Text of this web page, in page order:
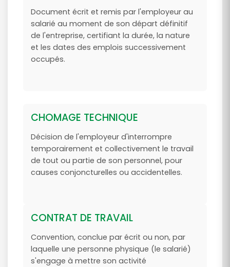
Document écrit et remis par l'employeur au
salarié au moment de son départ définitif
de l'entreprise, certifiant la durée, la nature
et les dates des emplois successivement
occupés.
CHOMAGE TECHNIQUE
Décision de l'employeur d'interrompre
temporairement et collectivement le travail
de tout ou partie de son personnel, pour
causes conjoncturelles ou accidentelles.
CONTRAT DE TRAVAIL
Convention, conclue par écrit ou non, par
laquelle une personne physique (le salarié)
s'engage à mettre son activité